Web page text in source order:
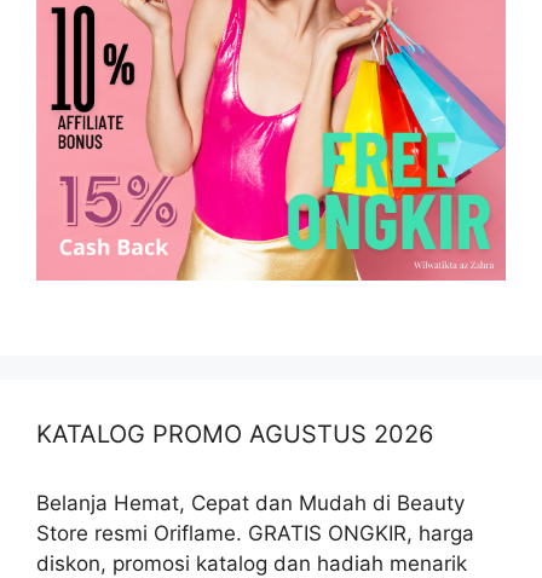
KATALOG PROMO AGUSTUS 2026
Belanja Hemat, Cepat dan Mudah di Beauty
Store resmi Oriflame. GRATIS ONGKIR, harga
diskon, promosi katalog dan hadiah menarik